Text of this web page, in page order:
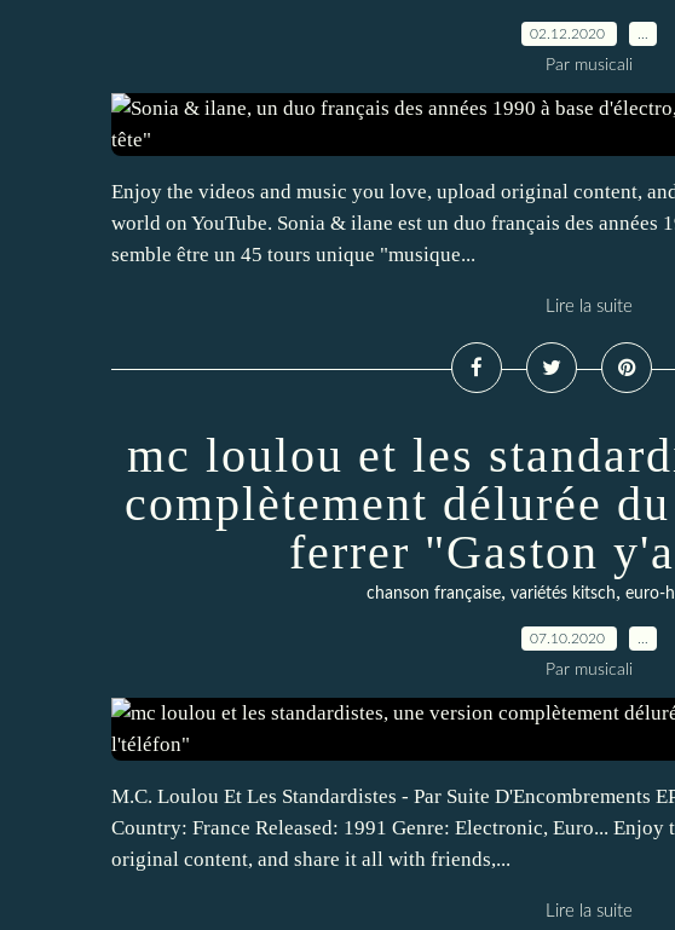
02.12.2020
Par musicali
Enjoy the videos and music you love, upload original content,
world on YouTube. Sonia & ilane est un duo français des
semble être un 45 tours unique "musique...
Lire la suite
mc loulou et les
complètement délurée
ferrer "Gaston
chanson française, variétés kitsch, euro-
07.10.2020
Par musicali
M.C. Loulou Et Les Standardistes - Par Suite D'Encombrements
Country: France Released: 1991 Genre: Electronic, Euro...
original content, and share it all with friends,...
Lire la suite